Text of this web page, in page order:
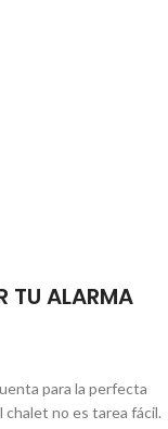
TU ALARMA
para la perfecta
chalet no es tarea fácil.